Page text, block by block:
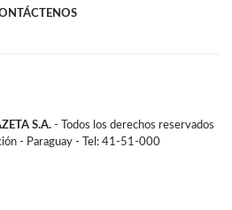
S.A. - Todos los derechos reservados
- Paraguay - Tel: 41-51-000